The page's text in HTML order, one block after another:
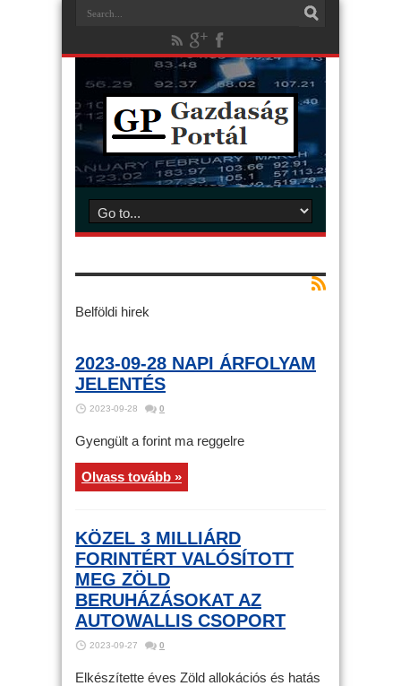
Belföldi hirek
2023-09-28 NAPI ÁRFOLYAM
JELENTÉS
2023-09-28 0
Gyengült a forint ma reggelre
Olvass tovább »
KÖZEL 3 MILLIÁRD
FORINTÉRT VALÓSÍTOTT
MEG ZÖLD
BERUHÁZÁSOKAT AZ
AUTOWALLIS CSOPORT
2023-09-27 0
Elkészítette éves Zöld allokációs és hatás